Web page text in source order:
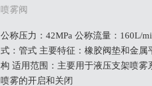
喷雾阀
公称压力：42MPa 公称流量：160L/min 连接方
式：管式 主要特征：橡胶阀垫和金属平面密封结
构 适用范围：主要用于液压支架喷雾系统， 实现
喷雾的开启和关闭